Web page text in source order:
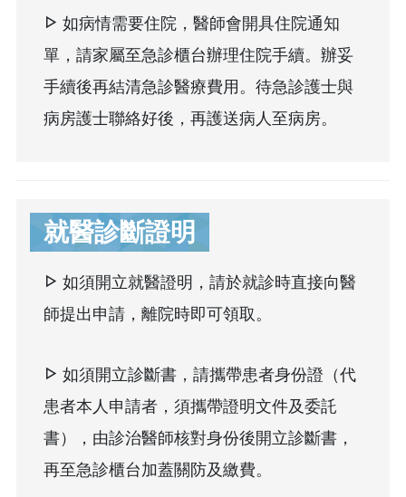
如病情需要住院，醫師會開具住院通知
單，請家屬至急診櫃台辦理住院手續。辦妥
手續後再結清急診醫療費用。待急診護士與
病房護士聯絡好後，再護送病人至病房。
就醫診斷證明
如須開立就醫證明，請於就診時直接向醫
師提出申請，離院時即可領取。
如須開立診斷書，請攜帶患者身份證（代
患者本人申請者，須攜帶證明文件及委託
書），由診治醫師核對身份後開立診斷書，
再至急診櫃台加蓋關防及繳費。